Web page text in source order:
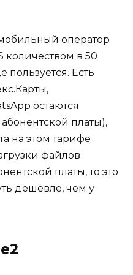
оператор
количеством в 50
пользуется. Есть
остаются
платы),
на этом тарифе
файлов
платы, то это
дешевле, чем у